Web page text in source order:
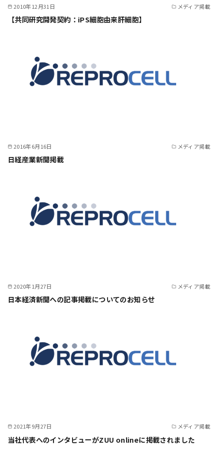
2010年12月31日 メディア掲載
【共同研究開発契約：iPS細胞由来肝細胞】
2016年6月16日 メディア掲載
日経産業新聞掲載
2020年1月27日 メディア掲載
日本経済新聞への記事掲載についてのお知らせ
2021年9月27日 メディア掲載
当社代表へのインタビューがZUU onlineに掲載されました